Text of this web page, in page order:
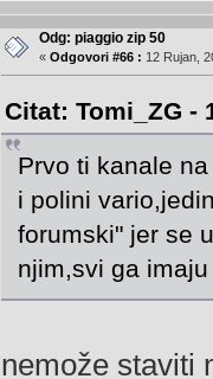
Odg: piaggio zip 50
« Odgovori #66 : 12 Rujan,
Citat: Tomi_ZG -
Prvo ti kanale
i polini
forumski" jer se
njim,svi ga
nemože staviti